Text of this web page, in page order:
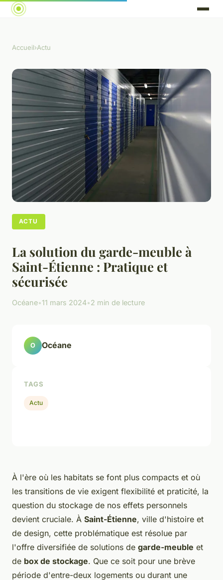
Accueil›Actu
ACTU
La solution du garde-meuble à
Saint-Étienne : Pratique et
sécurisée
Océane•11 mars 2024•2 min de lecture
À l'ère où les habitats se font plus compacts et où
les transitions de vie exigent flexibilité et praticité, la
question du stockage de nos effets personnels
devient cruciale. À Saint-Étienne, ville d'histoire et
de design, cette problématique est résolue par
l'offre diversifiée de solutions de garde-meuble et
de box de stockage. Que ce soit pour une brève
période d'entre-deux logements ou durant une
O Océane
TAGS
Actu